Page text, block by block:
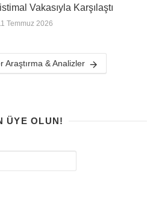
Vakasıyla Karşılaştı
Temmuz 2026
Araştırma & Analizler
ÜYE OLUN!